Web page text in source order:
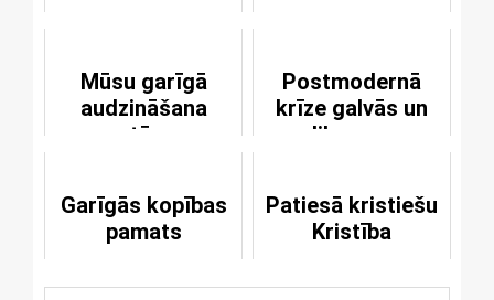
Mūsu garīgā
audzināšana
sastāv no
Postmodernā
krīze galvās un
likumos
Garīgās kopības
pamats
Patiesā kristiešu
Kristība